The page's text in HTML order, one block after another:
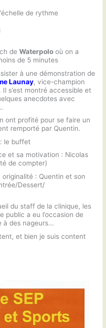
de rythme
deWaterpolo où on a
de 5 minutes
à une démonstration de
Launay, vice-champion
s’est montré accessible et
anecdotes avec
ont profité pour se faire un
remporté par Quentin.
le buffet
et sa motivation : Nicolas
de compter)
: Quentin et son
Dessert/
du staff de la clinique, les
public a eu l’occasion de
à des nageurs…
et bien je suis content